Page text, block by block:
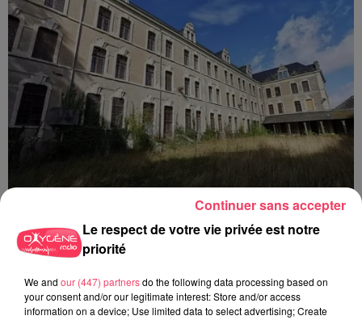
31 juillet 2026
COMBRÉE. AGRESSIONS SEXUELLES À L'ANCIEN COLLÈGE : UN
HOMME ENTENDU...
Le respect de votre vie privée est notre
priorité
We and our (447) partnersdo the following data processing based on
your consent and/or our legitimate interest: Store and/or access
information on a device; Use limited data to select advertising; Create
Continuer sans accepter